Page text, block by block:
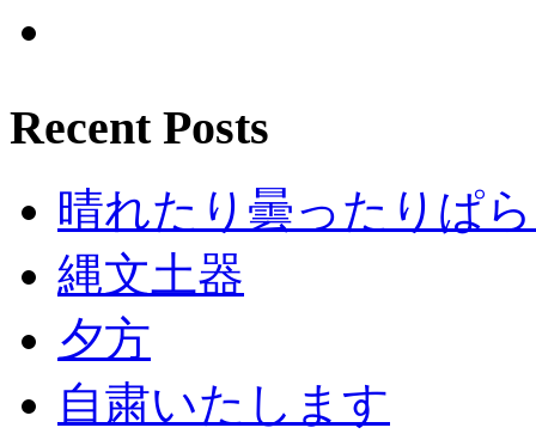
Recent Posts
晴れたり曇ったりぱ
縄文土器
夕方
自粛いたします